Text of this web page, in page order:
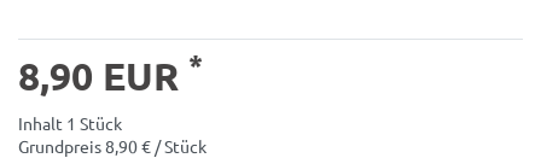
8,90 EUR *
Inhalt 1 Stück
Grundpreis8,90 € / Stück